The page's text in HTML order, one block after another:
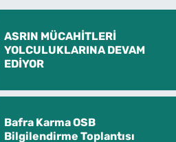
ASRIN MÜCAHİTLERİ
YOLCULUKLARINA DEVAM
EDİYOR
Bafra Karma OSB
Bilgilendirme Toplantısı